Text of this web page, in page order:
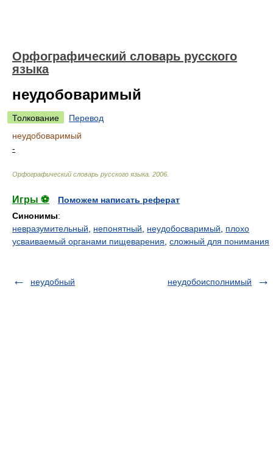
Орфографический словарь русского
языка
неудобоваримый
Толкование
Перевод
неудобоваримый
-
Орфографический словарь русского языка 2006
Игры ⚽
Поможем написать реферат
Синонимы:
невразумительный
непонятный неудобосваримый
плохо
усваиваемый органами пищеварения сложный для понимания
неудобный неудобоисполнимый